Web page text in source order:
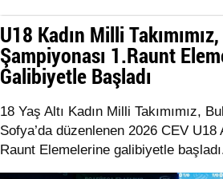
U18 Kadın Milli
Şampiyonası 1.Raunt
Galibiyetle Başladı
18 Yaş Altı Kadın Milli Takımımız,
Sofya’da düzenlenen 2026 CEV U18
Raunt Elemelerine galibiyetle